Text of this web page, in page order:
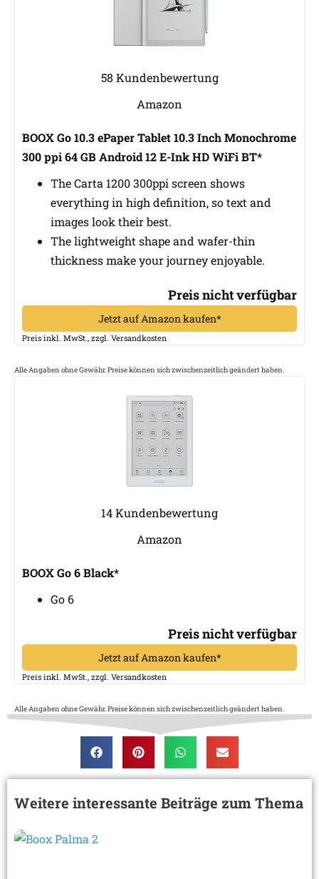
58 Kundenbewertung
Amazon
BOOX Go 10.3 ePaper Tablet 10.3 Inch Monochrome
300 ppi 64 GB Android 12 E-Ink HD WiFi BT*
The Carta 1200 300ppi screen shows
everything in high definition, so text and
images look their best.
The lightweight shape and wafer-thin
thickness make your journey enjoyable.
Preis nicht verfügbar
Jetzt auf Amazon kaufen*
Preis inkl. MwSt., zzgl. Versandkosten
Alle Angaben ohne Gewähr. Preise können sich zwischenzeitlich geändert haben.
14 Kundenbewertung
Amazon
BOOX Go 6 Black*
Go 6
Preis nicht verfügbar
Jetzt auf Amazon kaufen*
Preis inkl. MwSt., zzgl. Versandkosten
Alle Angaben ohne Gewähr. Preise können sich zwischenzeitlich geändert haben.
Weitere interessante Beiträge zum Thema